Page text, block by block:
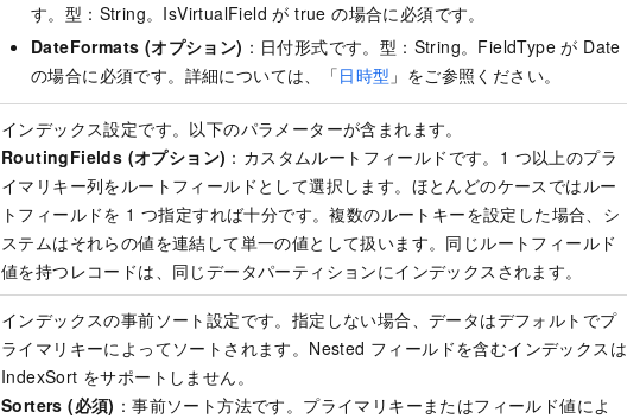
す。型：String。IsVirtualField が true の場合に必須です。
DateFormats (オプション) ：日付形式です。型：String。FieldType が Date
の場合に必須です。詳細については、「日時型 」をご参照ください。
インデックス設定です。以下のパラメーターが含まれます。
RoutingFields (オプション) ：カスタムルートフィールドです。1 つ以上のプラ
イマリキー列をルートフィールドとして選択します。ほとんどのケースではルー
トフィールドを 1 つ指定すれば十分です。複数のルートキーを設定した場合、シ
ステムはそれらの値を連結して単一の値として扱います。同じルートフィールド
値を持つレコードは、同じデータパーティションにインデックスされます。
インデックスの事前ソート設定です。指定しない場合、データはデフォルトでプ
ライマリキーによってソートされます。Nested フィールドを含むインデックスは
IndexSort をサポートしません。
Sorters (必須) ：事前ソート方法です。プライマリキーまたはフィールド値によ